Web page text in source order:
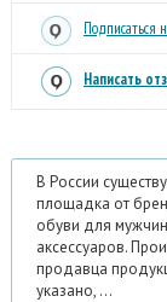
Подписаться
Написать
В России
площадка от
обуви для
аксессуаров.
продавца
указано, ...